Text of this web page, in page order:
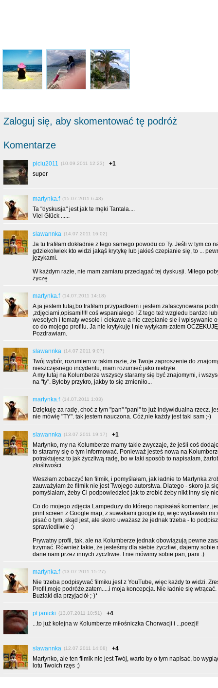
Zaloguj się, aby skomentować tę podróż
Komentarze
piciu2011 (10.09.2011 12:23)
+1
super
martynka.f (15.07.2011 6:48)
Ta "dyskusja" jest jak te męki Tantala....
Viel Glück ......
slawannka (14.07.2011 16:02)
Ja tu trafiłam dokładnie z tego samego powodu co Ty. Jeśli w tym co
gdziekolwiek kto widzi jakąś krytykę lub jakieś czepianie się, to ...
językami.
W każdym razie, nie mam zamiaru przeciągać tej dyskusji. Miłego
życzę
martynka.f (14.07.2011 14:18)
A ja jestem tutaj,bo trafiłam przypadkiem i jestem zafascynowana
,zdjęciami,opisami!!!! coś wspaniałego ! Z tego też wzgledu bardzo
wesołych i tematy wesołe i ciekawe a nie czepianie sie i wpisywanie
co do mojego profilu. Ja nie krytykuję i nie wytykam-zatem
Pozdrawiam.
slawannka (14.07.2011 9:07)
Twój wybór, rozumiem w takim razie, że Twoje zaproszenie do
nieszczęsnego incydentu, mam rozumieć jako niebyłe.
A my tutaj na Kolumberze wszyscy staramy się być znajomymi, i
na "ty". Byłoby przykro, jakby to się zmieniło...
martynka.f (14.07.2011 1:03)
Dziękuję za radę, choć z tym "pan" "pani" to już indywidualna rzecz.
nie mówię "TY". tak jestem nauczona. Cóż,nie każdy jest taki sam ;-)
slawannka (13.07.2011 19:17)
+1
Martynko, my na Kolumberze mamy takie zwyczaje, że jeśli coś
to staramy się o tym informować. Ponieważ jesteś nowa na
potraktujesz to jak życzliwą radę, bo w taki sposób to napisałam,
złośliwości.
Weszłam zobaczyć ten filmik, i pomyślałam, jak ładnie to Martynka
zauważyłam że filmik nie jest Twojego autorstwa. Dlatego - skoro ja
pomyślałam, żeby Ci podpowiedzieć jak to zrobić żeby nikt inny się
Co do mojego zdjęcia Lampeduzy do którego napisałaś komentarz,
print screen z Google map, z suwakami google itp, więc wydawało mi
pisać o tym, skąd jest, ale skoro uważasz że jednak trzeba - to
sprawiedliwie :)
Prywatny profil, tak, ale na Kolumberze jednak obowiązują pewne
trzymać. Również takie, że jesteśmy dla siebie życzliwi, dajemy sobie
dane nam przez innych życzliwie. I nie mówimy sobie pan, pani :)
martynka.f (13.07.2011 15:27)
Nie trzeba podpisywać filmiku,jest z YouTube, więc każdy to widzi.
Profil,moje podróże,zatem.....i moja koncepcja. Nie ładnie się wtrącać.
Buziaki dla przyjaciół ;-)*
pt.janicki (13.07.2011 10:51)
+4
...to już kolejna w Kolumberze miłośniczka Chorwacji i ...poezji!
slawannka (12.07.2011 14:08)
+4
Martynko, ale ten filmik nie jest Twój, warto by o tym napisać, bo
lotu Twoich rzęs ;)